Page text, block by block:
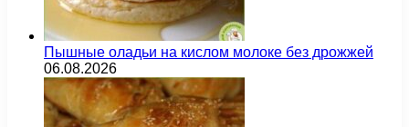
Пышные оладьи на кислом молоке без дрожжей
06.08.2026